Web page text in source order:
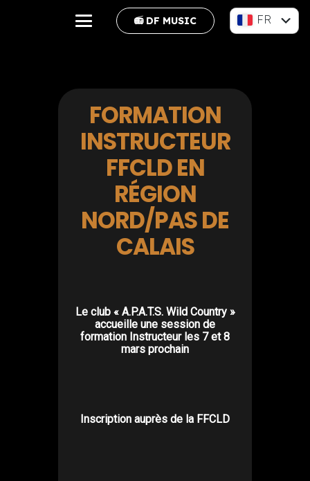
📻 DF MUSIC
FR
FORMATION
INSTRUCTEUR
FFCLD EN
RÉGION
NORD/PAS DE
CALAIS
Le club « A.P.A.T.S. Wild Country »
accueille une session de
formation Instructeur les 7 et 8
mars prochain
Inscription auprès de la FFCLD